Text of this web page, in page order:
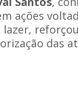
ações
lazer,
das